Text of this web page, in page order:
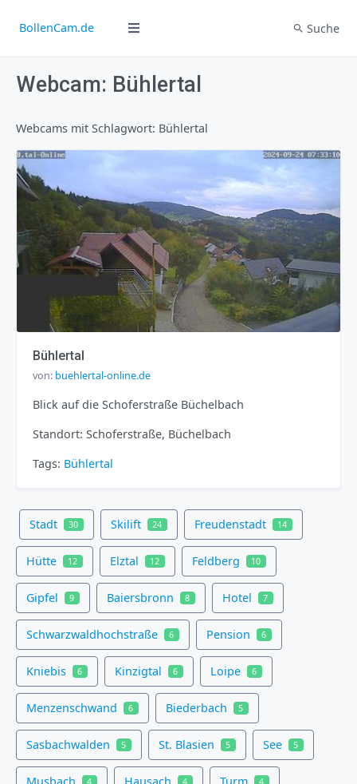
BollenCam.de Suche
Webcam: Bühlertal
Webcams mit Schlagwort: Bühlertal
Bühlertal
von: buehlertal-online.de
Blick auf die Schoferstraße Büchelbach
Standort: Schoferstraße, Büchelbach
Tags: Bühlertal
Stadt 30 Skilift 24 Freudenstadt 14
Hütte 12 Elztal 12 Feldberg 10
Gipfel 9 Baiersbronn 8 Hotel 7
Schwarzwaldhochstraße 6 Pension 6
Kniebis 6 Kinzigtal 6 Loipe 6
Menzenschwand 6 Biederbach 5
Sasbachwalden 5 St. Blasien 5 See 5
4 4 4